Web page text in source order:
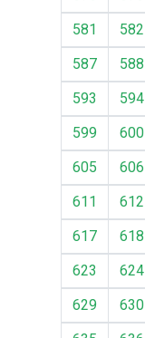
581
582
587
588
593
594
599
600
605
606
611
612
617
618
623
624
629
630